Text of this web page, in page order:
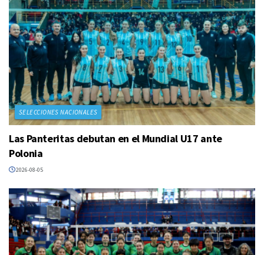
SELECCIONES NACIONALES
Las Panteritas debutan en el Mundial U17 ante
Polonia
2026-08-05